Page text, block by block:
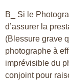
B_ Si le
d’assurer la
(Blessure grave
photographe à
imprévisible du
conjoint pour